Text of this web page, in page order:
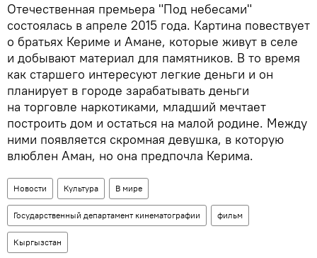
Отечественная премьера "Под небесами"
состоялась в апреле 2015 года. Картина повествует
о братьях Кериме и Амане, которые живут в селе
и добывают материал для памятников. В то время
как старшего интересуют легкие деньги и он
планирует в городе зарабатывать деньги
на торговле наркотиками, младший мечтает
построить дом и остаться на малой родине. Между
ними появляется скромная девушка, в которую
влюблен Аман, но она предпочла Керима.
Новости Культура В мире
Государственный департамент кинематографии фильм
Кыргызстан